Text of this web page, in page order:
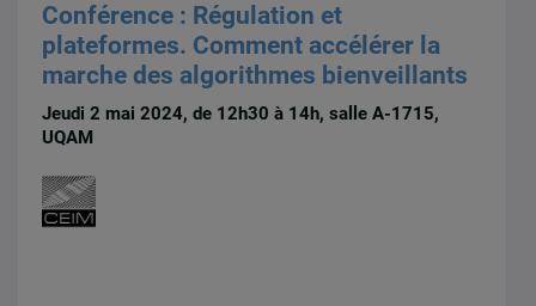
Conférence : Régulation et
plateformes. Comment accélérer la
marche des algorithmes bienveillants
Jeudi 2 mai 2024, de 12h30 à 14h, salle A-1715,
UQAM